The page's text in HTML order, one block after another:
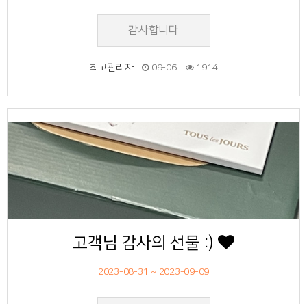
감사합니다
최고관리자 09-06 1914
50
고객님 감사의 선물 :)
2023-08-31 ~ 2023-09-09
작성자
작성일
조회